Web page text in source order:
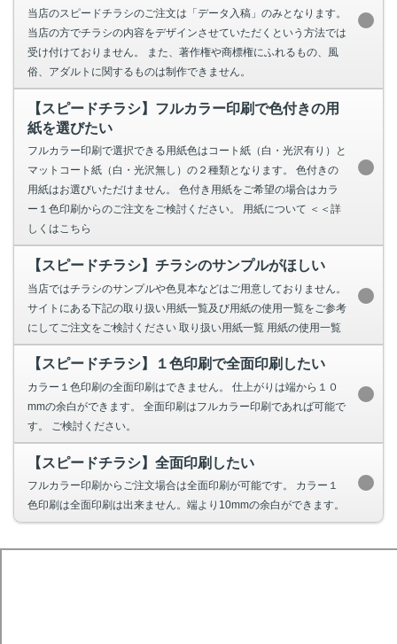
当店のスピードチラシのご注文は「データ入稿」のみとなります。
当店の方でチラシの内容をデザインさせていただくという方法では
受け付けておりません。 また、著作権や商標権にふれるもの、風
俗、アダルトに関するものは制作できません。
【スピードチラシ】フルカラー印刷で色付きの用
紙を選びたい
フルカラー印刷で選択できる用紙色はコート紙（白・光沢有り）と
マットコート紙（白・光沢無し）の２種類となります。 色付きの
用紙はお選びいただけません。 色付き用紙をご希望の場合はカラ
ー１色印刷からのご注文をご検討ください。 用紙について ＜＜詳
しくはこちら
【スピードチラシ】チラシのサンプルがほしい
当店ではチラシのサンプルや色見本などはご用意しておりません。
サイトにある下記の取り扱い用紙一覧及び用紙の使用一覧をご参考
にしてご注文をご検討ください 取り扱い用紙一覧 用紙の使用一覧
【スピードチラシ】１色印刷で全面印刷したい
カラー１色印刷の全面印刷はできません。 仕上がりは端から１０
mmの余白ができます。 全面印刷はフルカラー印刷であれば可能で
す。 ご検討ください。
【スピードチラシ】全面印刷したい
フルカラー印刷からご注文場合は全面印刷が可能です。 カラー１
色印刷は全面印刷は出来ません。端より10mmの余白ができます。